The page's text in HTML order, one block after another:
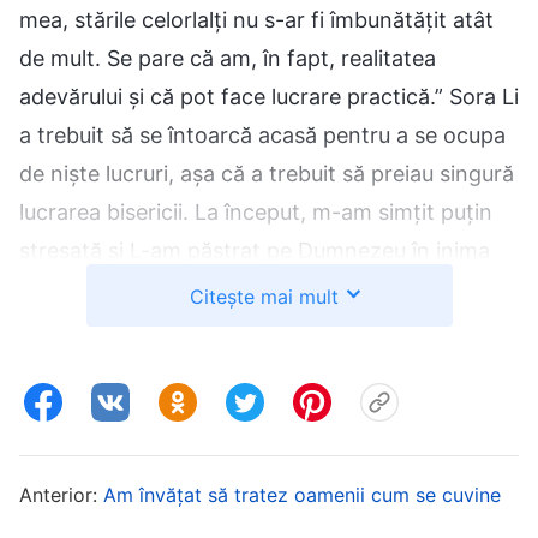
mea, stările celorlalți nu s-ar fi îmbunătățit atât
de mult. Se pare că am, în fapt, realitatea
adevărului și că pot face lucrare practică.” Sora Li
a trebuit să se întoarcă acasă pentru a se ocupa
de niște lucruri, așa că a trebuit să preiau singură
lucrarea bisericii. La început, m-am simțit puțin
stresată și L-am păstrat pe Dumnezeu în inima
mea tot timpul. După fiecare adunare, analizam
ceva vreme, am văzut că toată lumea participa la
toată lucrarea bisericii decurgea fără probleme.
Citește mai mult
Anterior: Am învățat să tratez oamenii cum se cuvine